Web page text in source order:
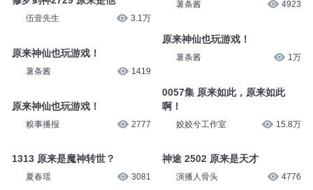
伍壹先生 3.1万
原来神仙也玩游戏！
薯条酱 1419
原来神仙也玩游戏！
糗事播报 2777
1313 原来是魔神转世？
夏春瑶 3081
薯条酱 4923
原来神仙也玩游戏！
薯条酱 1万
0057集 原来如此，原来如此
啊！
姣姣兮工作室 15.8万
神途 2502 原来是天才
演播人骨头 4776